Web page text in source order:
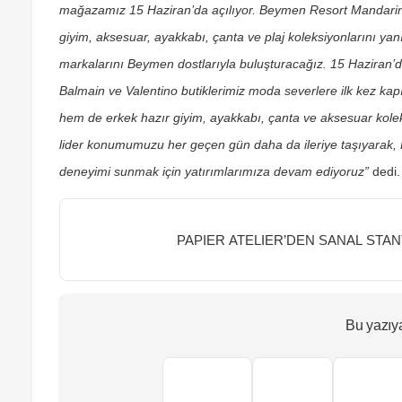
mağazamız 15 Haziran’da açılıyor. Beymen Resort
giyim, aksesuar, ayakkabı, çanta ve plaj koleksiyonlarını
markalarını Beymen dostlarıyla buluşturacağız. 15
Balmain ve Valentino butiklerimiz moda severlere ilk kez
hem de erkek hazır giyim, ayakkabı, çanta ve aksesuar
lider konumumuzu her geçen gün daha da ileriye taşıyarak,
deneyimi sunmak için yatırımlarımıza devam ediyoruz” dedi.
PAPIER ATELIER’DEN SANAL
Bu